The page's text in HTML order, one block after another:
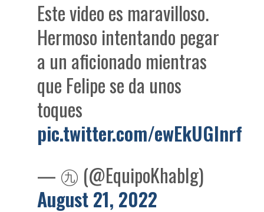
Este video es maravilloso.
Hermoso intentando pegar
a un aficionado mientras
que Felipe se da unos
toques
pic.twitter.com/ewEkUGlnrf
— ㊈ (@EquipoKhabIg)
August 21, 2022